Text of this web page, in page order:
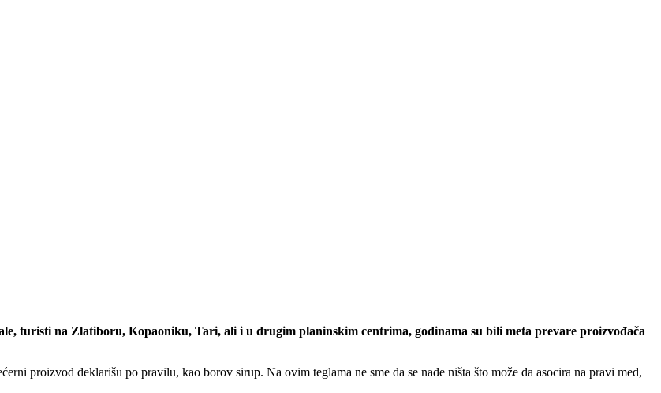
turisti na Zlatiboru, Kopaoniku, Tari, ali i u drugim planinskim centrima, godinama su bili meta prevare proizvođača
proizvod deklarišu po pravilu, kao borov sirup. Na ovim teglama ne sme da se nađe ništa što može da asocira na pravi med,